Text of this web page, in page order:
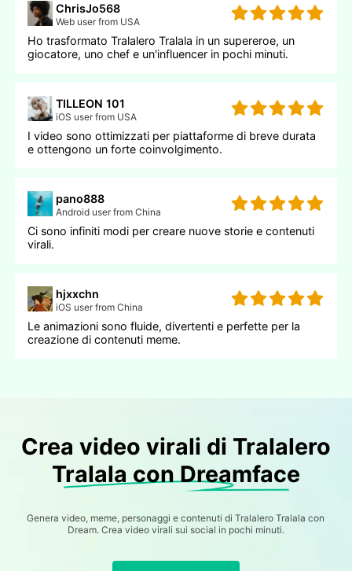
ChrisJo568
Web user from USA
Ho trasformato Tralalero Tralala in un supereroe, un
giocatore, uno chef e un'influencer in pochi minuti.
TILLEON 101
iOS user from USA
I video sono ottimizzati per piattaforme di breve durata
e ottengono un forte coinvolgimento.
pano888
Android user from China
Ci sono infiniti modi per creare nuove storie e contenuti
virali.
hjxxchn
iOS user from China
Le animazioni sono fluide, divertenti e perfette per la
creazione di contenuti meme.
Crea video virali di Tralalero
Tralala con Dreamface
Genera video, meme, personaggi e contenuti di Tralalero Tralala con
Dream. Crea video virali sui social in pochi minuti.